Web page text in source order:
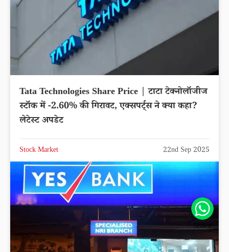
Tata Technologies Share Price | टाटा टेक्नोलॉजीज
स्टॉक में -2.60% की गिरावट, एक्सपर्ट्स ने क्या कहा?
लेटेस्ट अपडेट
Stock Market 22nd Sep 2025
Share